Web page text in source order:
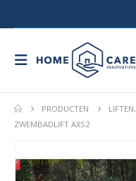
PRODUCTEN LIFTEN,
ZWEMBADLIFT AXS2